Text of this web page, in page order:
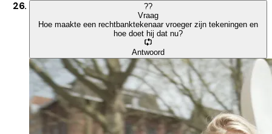
??
Vraag
Hoe maakte een rechtbanktekenaar vroeger zijn tekeningen en
hoe doet hij dat nu?
Antwoord